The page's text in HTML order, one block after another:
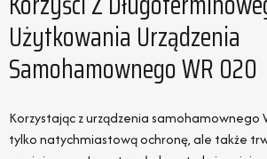
Użytkowania Urządzenia
Samohamownego WR 020
Korzystając z urządzenia samohamownego
tylko natychmiastową ochronę, ale także